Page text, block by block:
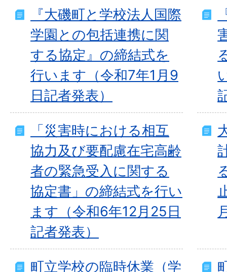
『大磯町と学校法人国際
学園との包括連携に関
する協定』の締結式を
行います（令和7年1月9
日記者発表）
「災害時における相互
協力及び要配慮在宅高齢
者の緊急受入に関する
協定書」の締結式を行い
ます（令和6年12月25日
記者発表）
町立学校の臨時休業（学